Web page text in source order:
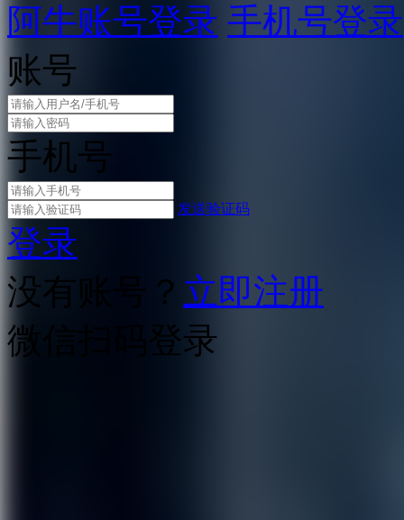
阿牛账号登录 手机号登录
账号
手机号
发送验证码
登录
没有账号？ 立即注册
微信扫码登录